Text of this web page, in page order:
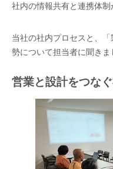
社内の情報共有と連携体制
当社の社内プロセスと、
勢について担当者に聞きま
営業と設計をつな